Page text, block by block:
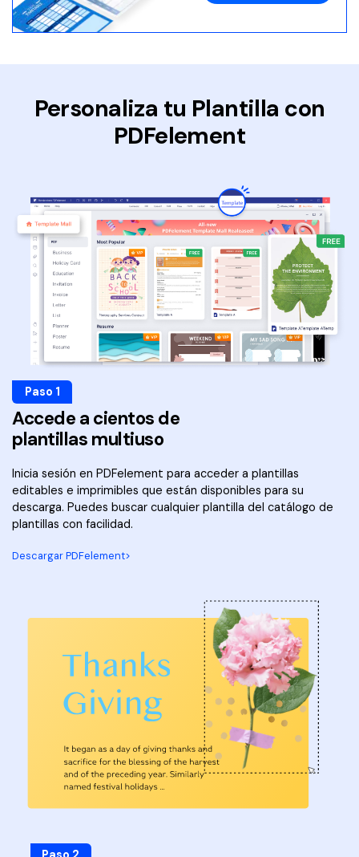
Personaliza tu Plantilla con
PDFelement
Paso 1
Accede a cientos de
plantillas multiuso
Inicia sesión en PDFelement para acceder a plantillas
editables e imprimibles que están disponibles para su
descarga. Puedes buscar cualquier plantilla del catálogo de
plantillas con facilidad.
Descargar PDFelement>